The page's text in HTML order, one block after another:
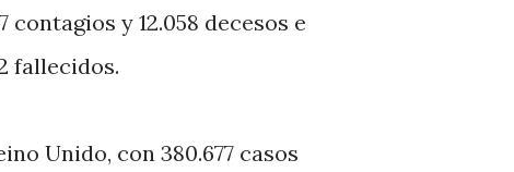
y 12.058 decesos e
fallecidos.
Unido, con 380.677 casos